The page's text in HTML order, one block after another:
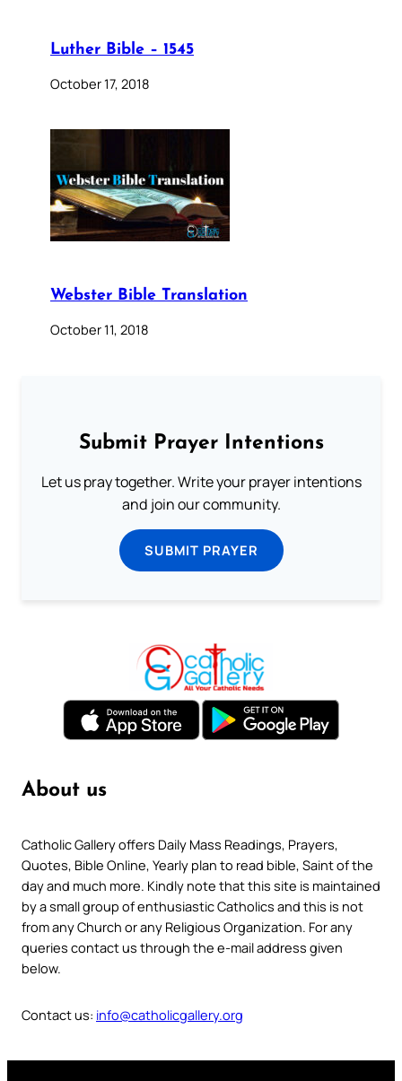
Luther Bible – 1545
October 17, 2018
Webster Bible Translation
October 11, 2018
Submit Prayer Intentions
Let us pray together. Write your prayer intentions
and join our community.
SUBMIT PRAYER
About us
Catholic Gallery offers Daily Mass Readings, Prayers,
Quotes, Bible Online, Yearly plan to read bible, Saint of the
day and much more. Kindly note that this site is maintained
by a small group of enthusiastic Catholics and this is not
from any Church or any Religious Organization. For any
queries contact us through the e-mail address given
below.
Contact us: info@catholicgallery.org